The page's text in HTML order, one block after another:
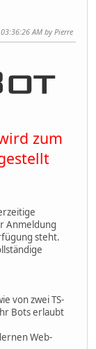
AM by Pierre
zum
Anmeldung
steht.
von zwei TS-
Bots erlaubt
Web-